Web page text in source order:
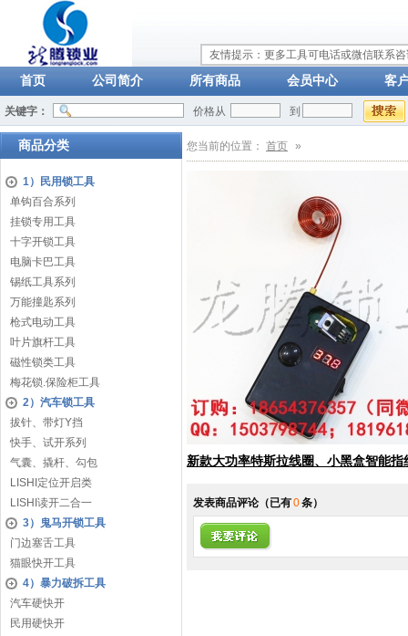
友情提示：更多工具可电话或微信联系
首页 公司简介 所有商品 会员中心 客
关键字： 价格从 到
商品分类
1）民用锁工具
单钩百合系列
挂锁专用工具
十字开锁工具
电脑卡巴工具
锡纸工具系列
万能撞匙系列
枪式电动工具
叶片旗杆工具
磁性锁类工具
梅花锁.保险柜工具
2）汽车锁工具
拔针、带灯Y挡
快手、试开系列
气囊、撬杆、勾包
LISHI定位开启类
LISHI读开二合一
3）鬼马开锁工具
门边塞舌工具
猫眼快开工具
4）暴力破拆工具
汽车硬快开
民用硬快开
您当前的位置： 首页 »
新款大功率特斯拉线圈、小黑盒智能
发表商品评论 （已有0条）